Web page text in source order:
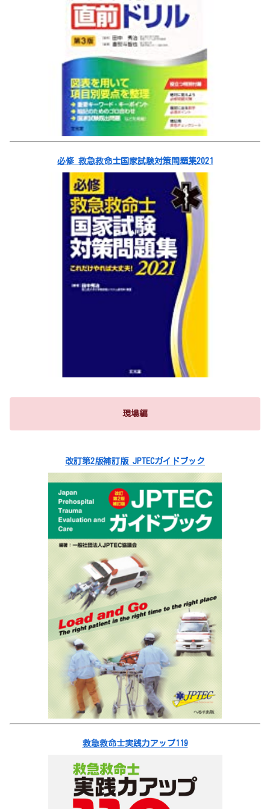
必修 救急救命士国家試験対策問題集2021
現場編
改訂第2版補訂版 JPTECガイドブック
救急救命士実践力アップ119